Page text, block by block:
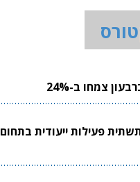
צמחו ב-24%
פעילות ייעודית בתחום